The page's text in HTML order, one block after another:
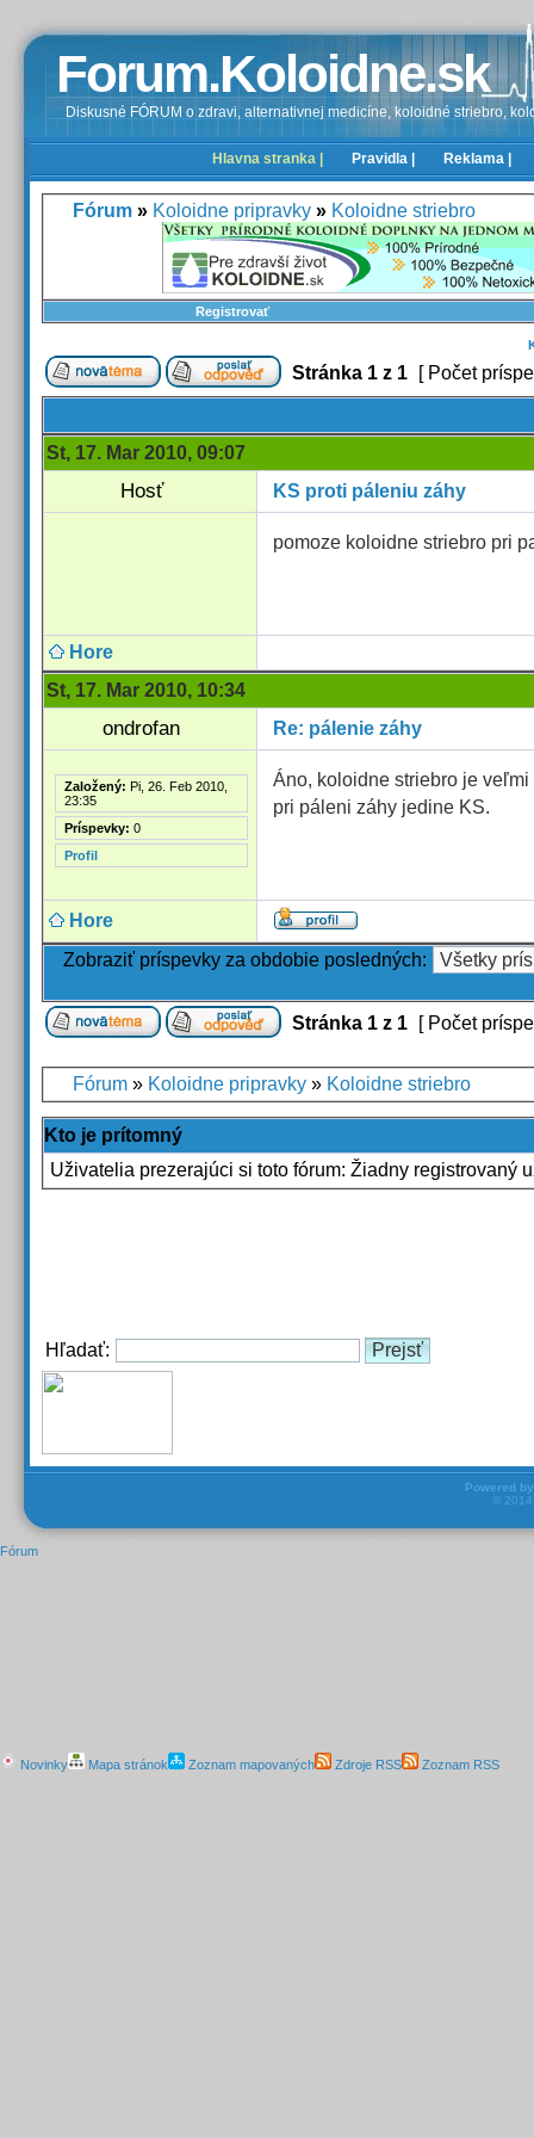
Forum.Koloidne.sk
Diskusné FÓRUM o zdravi, alternativnej medicíne, koloidné striebro,
Hlavna stranka | Pravidla | Reklama |
Fórum » Koloidne pripravky » Koloidne striebro
Registrovať
Stránka 1 z 1 [ Počet
St, 17. Mar 2010, 09:07
Hosť KS proti páleniu záhy
pomoze koloidne striebro pri
Hore
St, 17. Mar 2010, 10:34
ondrofan Re: pálenie záhy
Založený: Pi, 26. Feb 2010,
23:35
Príspevky: 0
Profil
Áno, koloidne striebro je
pri páleni záhy jedine KS.
Hore
Zobraziť príspevky za obdobie posledných:
Stránka 1 z 1 [ Počet
Fórum » Koloidne pripravky » Koloidne striebro
Kto je prítomný
Uživatelia prezerajúci si toto fórum: Žiadny registrovaný
Hľadať:
Powered by
©
Fórum
Novinky Mapa stránok Zoznam mapovaných Zdroje RSS Zoznam RSS